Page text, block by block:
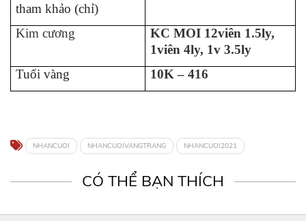
tham khảo (chỉ)
Kim cương
KC MOI 12viên 1.5ly,
1viên 4ly, 1v 3.5ly
Tuổi vàng
10K – 416
NHANCUOI NHANCUOIVANGTRANG NHANCUOI2021
CÓ THỂ BẠN THÍCH